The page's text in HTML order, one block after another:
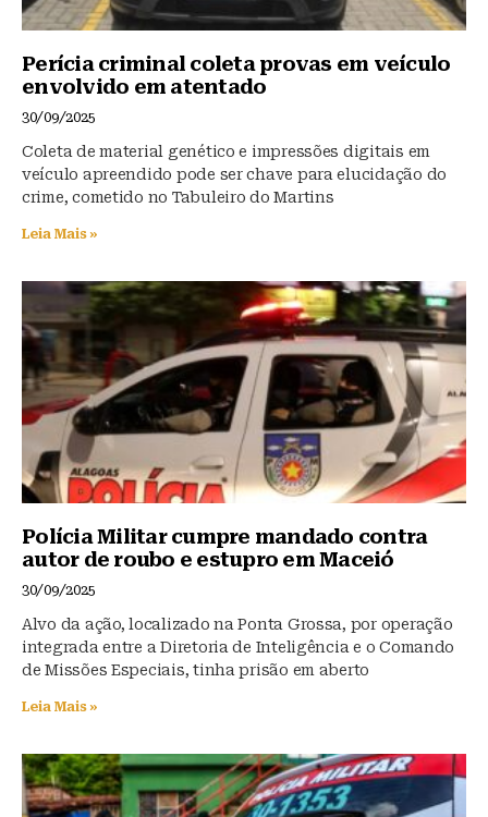
Perícia criminal coleta provas em veículo
envolvido em atentado
30/09/2025
Coleta de material genético e impressões digitais em
veículo apreendido pode ser chave para elucidação do
crime, cometido no Tabuleiro do Martins
Leia Mais »
Polícia Militar cumpre mandado contra
autor de roubo e estupro em Maceió
30/09/2025
Alvo da ação, localizado na Ponta Grossa, por operação
integrada entre a Diretoria de Inteligência e o Comando
de Missões Especiais, tinha prisão em aberto
Leia Mais »